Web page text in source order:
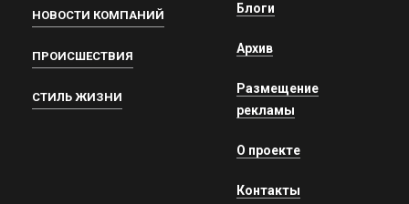
НОВОСТИ КОМПАНИЙ
ПРОИСШЕСТВИЯ
СТИЛЬ ЖИЗНИ
Блоги
Архив
Размещение
рекламы
О проекте
Контакты